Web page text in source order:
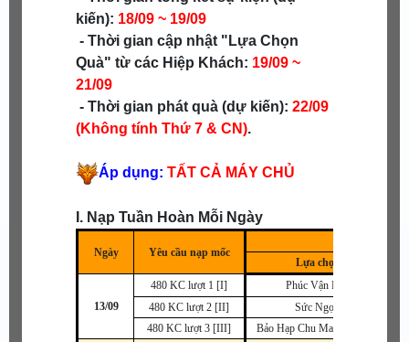
kiến): 18/09 ~ 19/09
- Thời gian cập nhật "Lựa Chọn
Quà" từ các Hiệp Khách: 19/09 ~
21/09
- Thời gian phát quà (dự kiến):22/09
(Không tính Thứ 7 & CN).
Áp dụng:TẤT CẢ MÁY CHỦ
I. Nạp Tuần Hoàn Mỗi Ngày
Ngày Yêu cầu nạp mốc
Lựa chọn 1
13/09
480 KC lượt 1 [I]
Phúc Vận Phù A
480 KC lượt 2 [II]
Sức Ngọc B
480 KC lượt 3 [III]
Bảo Hạp Chu Ma (Khuyên) A